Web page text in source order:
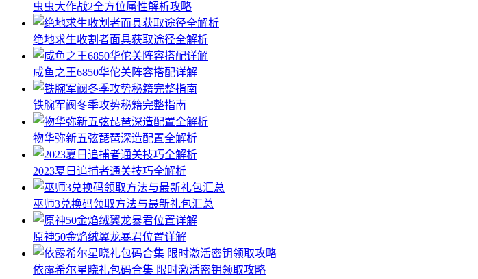
虫虫大作战2全方位属性解析攻略
绝地求生收割者面具获取途径全解析
咸鱼之王6850华佗关阵容搭配详解
铁腕军阀冬季攻势秘籍完整指南
物华弥新五弦琵琶深造配置全解析
2023夏日追捕者通关技巧全解析
巫师3兑换码领取方法与最新礼包汇总
原神50金焰绒翼龙暴君位置详解
依露希尔星晓礼包码合集 限时激活密钥领取攻略